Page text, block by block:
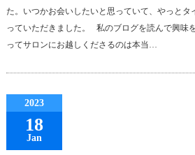
た。いつかお会いしたいと思っていて、やっとタ
っていただきました。 私のブログを読んで興味
ってサロンにお越しくださるのは本当…
2023
18
Jan